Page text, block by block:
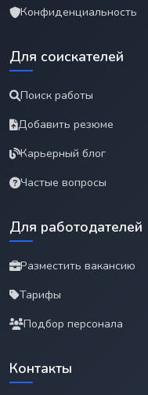
Конфиденциальность
Для соискателей
Поиск работы
Добавить резюме
Карьерный блог
Частые вопросы
Для работодателей
Разместить вакансию
Тарифы
Подбор персонала
Контакты